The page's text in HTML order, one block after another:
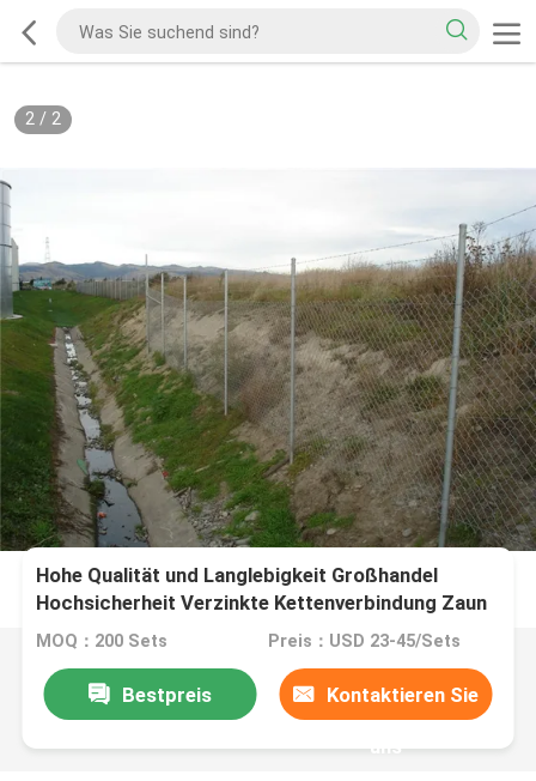
2/ 2
Hohe Qualität und Langlebigkeit Großhandel
Hochsicherheit Verzinkte Kettenverbindung Zaun
Kosten mit Stacheldraht oben
MOQ：200 Sets Preis：USD 23-45/Sets
Bestpreis Kontaktieren Sie
uns